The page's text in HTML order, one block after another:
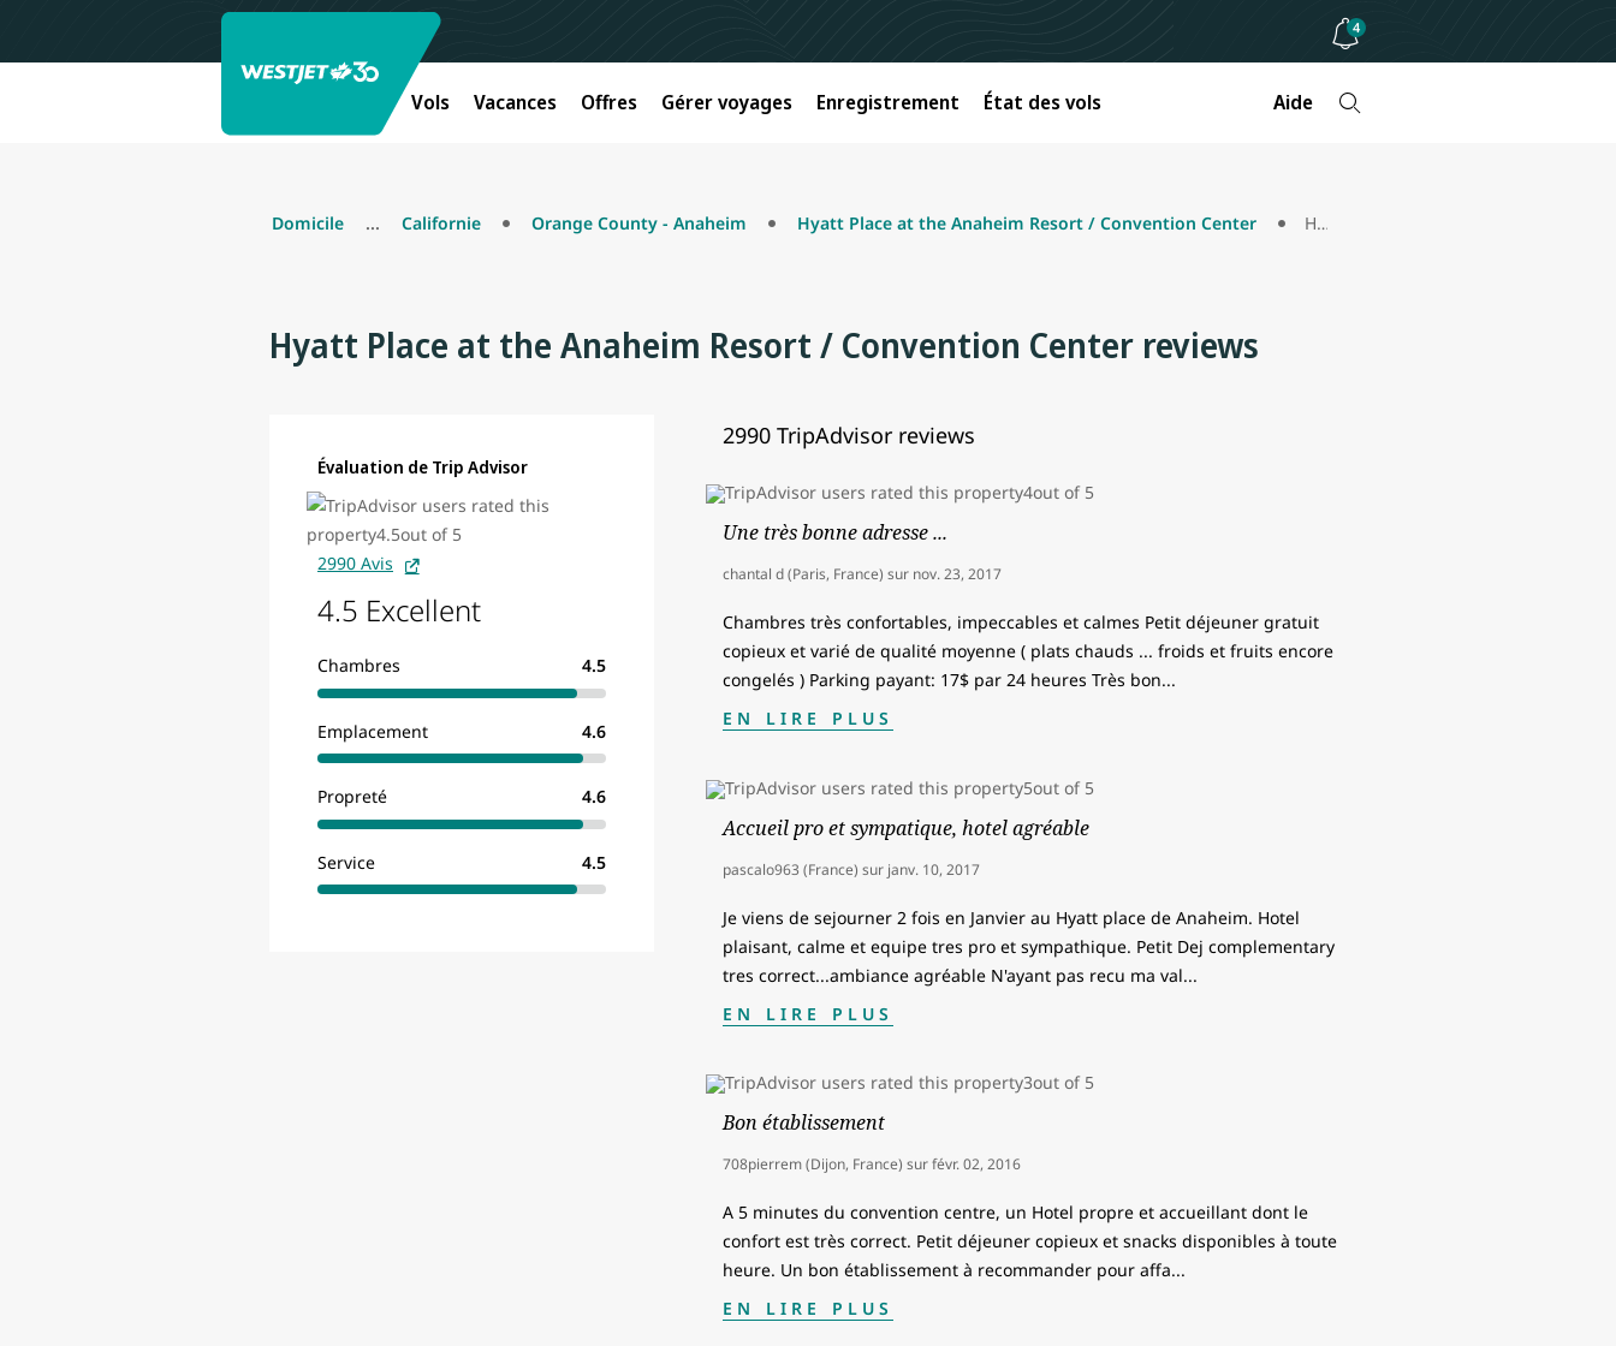
4
Vols Vacances Offres Gérer voyages Enregistrement État des vols Aide
Domicile ... Californie Orange County - Anaheim Hyatt Place at the Anaheim Resort / Convention Center Hyatt Place at the Anaheim Resort / Convention Center review
Hyatt Place at the Anaheim Resort / Convention Center reviews
Évaluation de Trip Advisor
2990 Avis
4.5 Excellent
Chambres 4.5
Emplacement 4.6
Propreté 4.6
Service 4.5
2990 TripAdvisor reviews
Une très bonne adresse ...
chantal d (Paris, France) sur nov. 23, 2017
Chambres très confortables, impeccables et calmes Petit déjeuner gratuit
copieux et varié de qualité moyenne ( plats chauds ... froids et fruits encore
congelés ) Parking payant: 17$ par 24 heures Très bon...
EN LIRE PLUS
Accueil pro et sympatique, hotel agréable
pascalo963 (France) sur janv. 10, 2017
Je viens de sejourner 2 fois en Janvier au Hyatt place de Anaheim. Hotel
plaisant, calme et equipe tres pro et sympathique. Petit Dej complementary
tres correct...ambiance agréable N'ayant pas recu ma val...
EN LIRE PLUS
Bon établissement
708pierrem (Dijon, France) surfévr. 02, 2016
A 5 minutes du convention centre, un Hotel propre et accueillant dont le
confort est très correct. Petit déjeuner copieux et snacks disponibles à toute
heure. Un bon établissement à recommander pour affa...
EN LIRE PLUS